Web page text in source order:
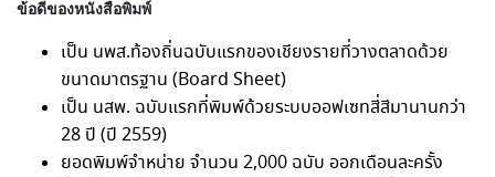
ข้อดีของหนังสือพิมพ์
เป็น นพส.ท้องถิ่นฉบับแรกของเชียงรายที่วางตลาดด้วย
ขนาดมาตรฐาน (Board Sheet)
เป็น นสพ. ฉบับแรกที่พิมพ์ด้วยระบบออฟเซทสี่สีมานานกว่า
28 ปี (ปี 2559)
ยอดพิมพ์จำหน่าย จำนวน 2,000 ฉบับ ออกเดือนละครั้ง